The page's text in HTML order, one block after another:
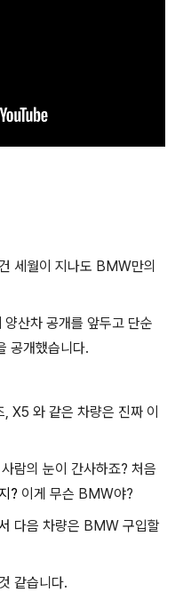
세월이 지나도 BMW만의
산차 공개를 앞두고 단순
공개했습니다.
X5 와 같은 차량은 진짜 이
람의 눈이 간사하죠? 처음
? 이게 무슨 BMW야?
다음 차량은 BMW 구입할
같습니다.